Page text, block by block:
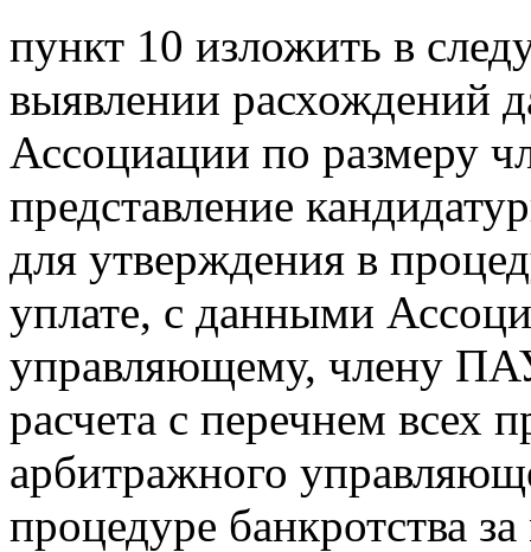
пункт 10 изложить в
выявлении расхождений
Ассоциации по размеру
представление
для утверждения в
уплате, с данными
управляющему, члену
расчета с перечнем всех
арбитражного
процедуре банкротства